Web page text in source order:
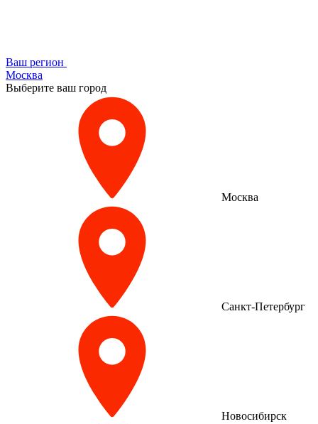
Ваш регион
Москва
Выберите ваш город
Москва
Санкт-Петербург
Новосибирск